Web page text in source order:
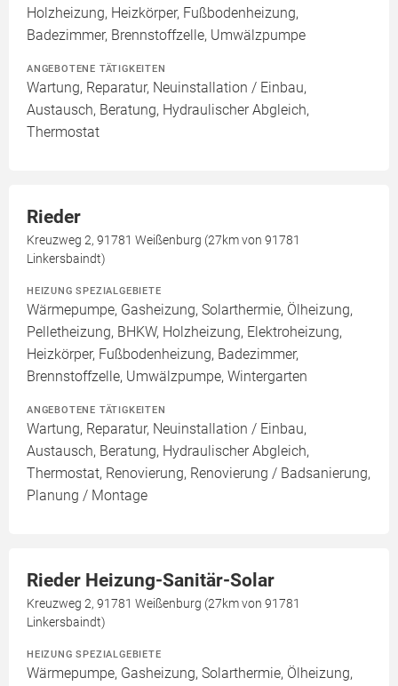
Holzheizung, Heizkörper, Fußbodenheizung,
Badezimmer, Brennstoffzelle, Umwälzpumpe
ANGEBOTENE TÄTIGKEITEN
Wartung, Reparatur, Neuinstallation / Einbau,
Austausch, Beratung, Hydraulischer Abgleich,
Thermostat
Rieder
Kreuzweg 2, 91781 Weißenburg (27km von 91781
Linkersbaindt)
HEIZUNG SPEZIALGEBIETE
Wärmepumpe, Gasheizung, Solarthermie, Ölheizung,
Pelletheizung, BHKW, Holzheizung, Elektroheizung,
Heizkörper, Fußbodenheizung, Badezimmer,
Brennstoffzelle, Umwälzpumpe, Wintergarten
ANGEBOTENE TÄTIGKEITEN
Wartung, Reparatur, Neuinstallation / Einbau,
Austausch, Beratung, Hydraulischer Abgleich,
Thermostat, Renovierung, Renovierung / Badsanierung,
Planung / Montage
Rieder Heizung-Sanitär-Solar
Kreuzweg 2, 91781 Weißenburg (27km von 91781
Linkersbaindt)
HEIZUNG SPEZIALGEBIETE
Wärmepumpe, Gasheizung, Solarthermie, Ölheizung,